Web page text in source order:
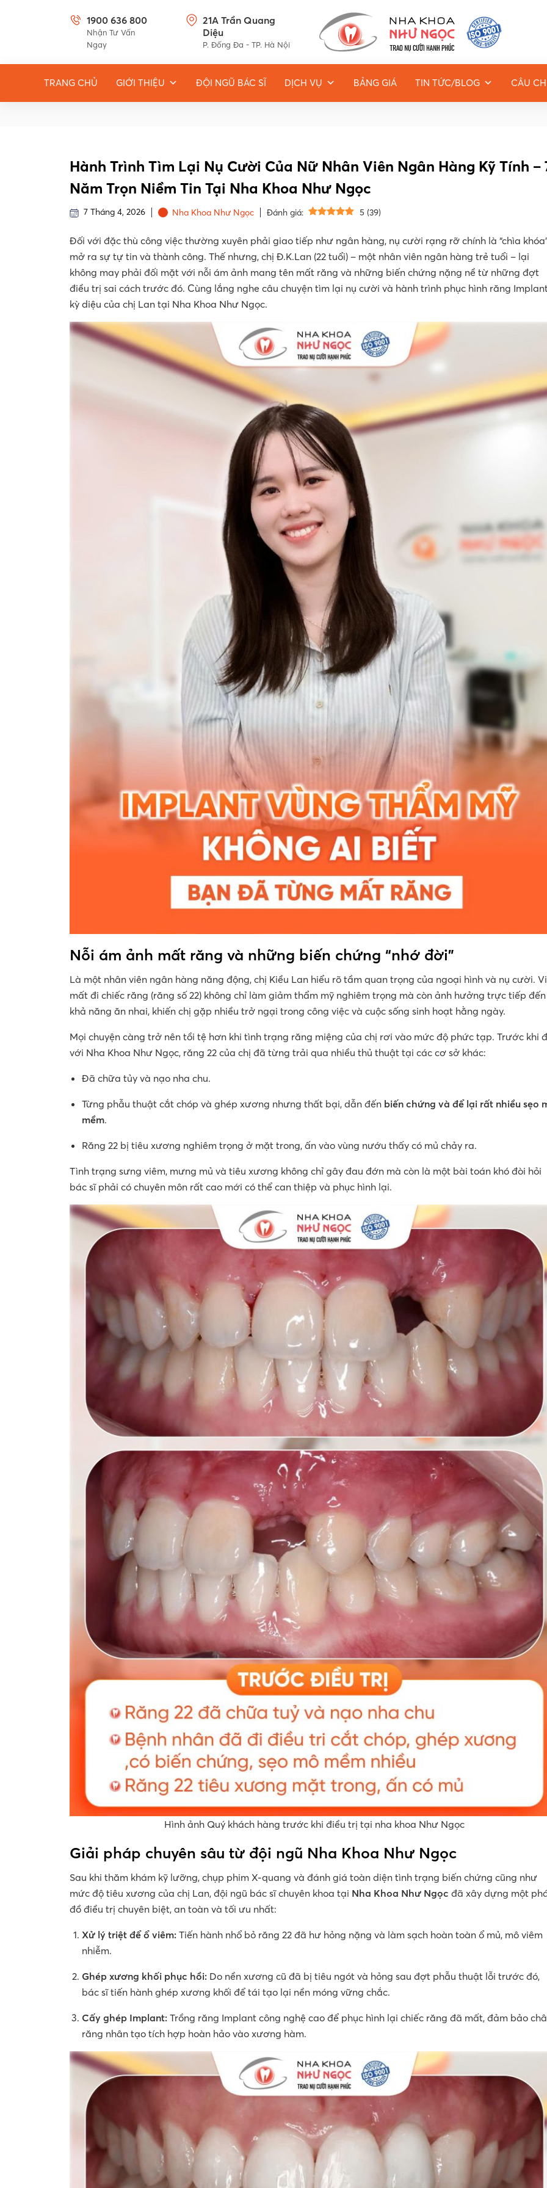
1900 636 800
Nhận Tư Vấn
Ngay
21A Trần Quang
Diệu
P. Đống Đa - TP. Hà Nội
TRANG CHỦ GIỚI THIỆU ĐỘI NGŨ BÁC SĨ DỊCH VỤ BẢNG GIÁ TIN TỨC/BLOG CÂU
Hành Trình Tìm Lại Nụ Cười Của Nữ Nhân Viên Ngân Hàng Kỹ Tính –
Năm Trọn Niềm Tin Tại Nha Khoa Như Ngọc
7 Tháng 4, 2026 Nha Khoa Như Ngọc Đánh giá: 5 (39)
Đối với đặc thù công việc thường xuyên phải giao tiếp như ngân hàng, nụ cười rạng rỡ chính là “chìa
mở ra sự tự tin và thành công. Thế nhưng, chị Đ.K.Lan (22 tuổi) – một nhân viên ngân hàng trẻ tuổi – lại
không may phải đối mặt với nỗi ám ảnh mang tên mất răng và những biến chứng nặng nề từ những đợt
điều trị sai cách trước đó. Cùng lắng nghe câu chuyện tìm lại nụ cười và hành trình phục hình răng
kỳ diệu của chị Lan tại Nha Khoa Như Ngọc.
Nỗi ám ảnh mất răng và những biến chứng “nhớ đời”
Là một nhân viên ngân hàng năng động, chị Kiều Lan hiểu rõ tầm quan trọng của ngoại hình và nụ cười.
mất đi chiếc răng (răng số 22) không chỉ làm giảm thẩm mỹ nghiêm trọng mà còn ảnh hưởng trực tiếp đến
khả năng ăn nhai, khiến chị gặp nhiều trở ngại trong công việc và cuộc sống sinh hoạt hằng ngày.
Mọi chuyện càng trở nên tồi tệ hơn khi tình trạng răng miệng của chị rơi vào mức độ phức tạp. Trước khi
với Nha Khoa Như Ngọc, răng 22 của chị đã từng trải qua nhiều thủ thuật tại các cơ sở khác:
Đã chữa tủy và nạo nha chu.
Từng phẫu thuật cắt chóp và ghép xương nhưng thất bại, dẫn đến biến chứng và để lại rất nhiều sẹo
mềm.
Răng 22 bị tiêu xương nghiêm trọng ở mặt trong, ấn vào vùng nướu thấy có mủ chảy ra.
Tình trạng sưng viêm, mưng mủ và tiêu xương không chỉ gây đau đớn mà còn là một bài toán khó đòi hỏi
bác sĩ phải có chuyên môn rất cao mới có thể can thiệp và phục hình lại.
Hình ảnh Quý khách hàng trước khi điều trị tại nha khoa Như Ngọc
Giải pháp chuyên sâu từ đội ngũ Nha Khoa Như Ngọc
Sau khi thăm khám kỹ lưỡng, chụp phim X-quang và đánh giá toàn diện tình trạng biến chứng cũng như
mức độ tiêu xương của chị Lan, đội ngũ bác sĩ chuyên khoa tại Nha Khoa Như Ngọc đã xây dựng một
đồ điều trị chuyên biệt, an toàn và tối ưu nhất:
Xử lý triệt để ổ viêm: Tiến hành nhổ bỏ răng 22 đã hư hỏng nặng và làm sạch hoàn toàn ổ mủ, mô viêm
nhiễm.
Ghép xương khối phục hồi: Do nền xương cũ đã bị tiêu ngót và hỏng sau đợt phẫu thuật lỗi trước đó,
bác sĩ tiến hành ghép xương khối để tái tạo lại nền móng vững chắc.
Cấy ghép Implant: Trồng răng Implant công nghệ cao để phục hình lại chiếc răng đã mất, đảm bảo
răng nhân tạo tích hợp hoàn hảo vào xương hàm.